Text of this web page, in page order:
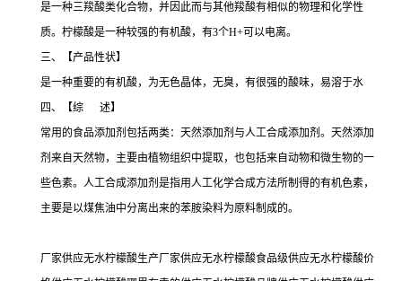
是一种三羧酸类化合物，并因此而与其他羧酸有相似的物理和化学性
质。柠檬酸是一种较强的有机酸，有3个H+可以电离。
三、【产品性状】
是一种重要的有机酸，为无色晶体，无臭，有很强的酸味，易溶于水
四、【综 述】
常用的食品添加剂包括两类：天然添加剂与人工合成添加剂。天然添加
剂来自天然物，主要由植物组织中提取，也包括来自动物和微生物的一
些色素。人工合成添加剂是指用人工化学合成方法所制得的有机色素，
主要是以煤焦油中分离出来的苯胺染料为原料制成的。
厂家供应无水柠檬酸生产厂家供应无水柠檬酸食品级供应无水柠檬酸价